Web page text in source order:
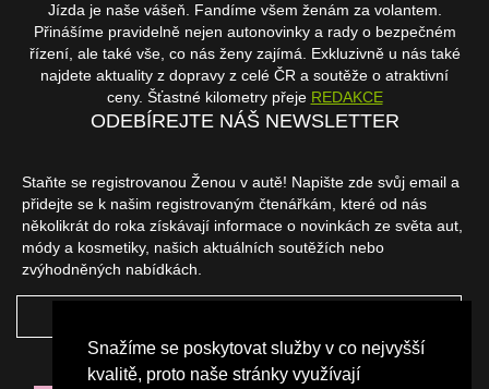
Snažíme se poskytovat služby v co nejvyšší
kvalitě, proto naše stránky využívají
Jízda je naše vášeň. Fandíme všem ženám za volantem.
Přinášíme pravidelně nejen autonovinky a rady o bezpečném
řízení, ale také vše, co nás ženy zajímá. Exkluzivně u nás také
najdete aktuality z dopravy z celé ČR a soutěže o atraktivní
ceny. Šťastné kilometry přeje REDAKCE
ODEBÍREJTE NÁŠ NEWSLETTER
Staňte se registrovanou Ženou v autě! Napište zde svůj email a
přidejte se k našim registrovaným čtenářkám, které od nás
několikrát do roka získávají informace o novinkách ze světa aut,
módy a kosmetiky, našich aktuálních soutěžích nebo
zvýhodněných nabídkách.
NAŠI PARTNEŘI